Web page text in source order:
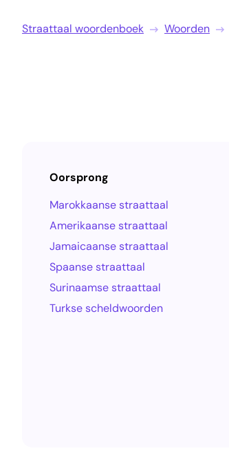
Straattaal woordenboek Woorden
Oorsprong
Marokkaanse straattaal
Amerikaanse straattaal
Jamaicaanse straattaal
Spaanse straattaal
Surinaamse straattaal
Turkse scheldwoorden